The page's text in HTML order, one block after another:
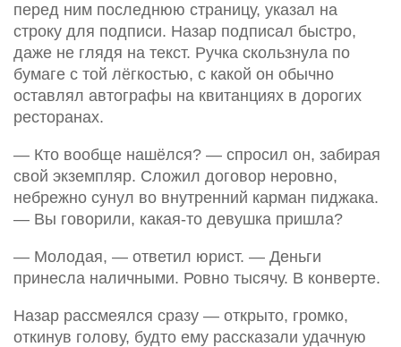
перед ним последнюю страницу, указал на
строку для подписи. Назар подписал быстро,
даже не глядя на текст. Ручка скользнула по
бумаге с той лёгкостью, с какой он обычно
оставлял автографы на квитанциях в дорогих
ресторанах.
— Кто вообще нашёлся? — спросил он, забирая
свой экземпляр. Сложил договор неровно,
небрежно сунул во внутренний карман пиджака.
— Вы говорили, какая-то девушка пришла?
— Молодая, — ответил юрист. — Деньги
принесла наличными. Ровно тысячу. В конверте.
Назар рассмеялся сразу — открыто, громко,
откинув голову, будто ему рассказали удачную